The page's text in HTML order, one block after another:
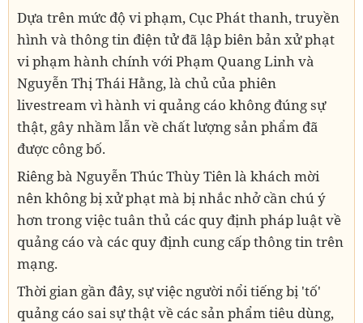
Dựa trên mức độ vi phạm, Cục Phát thanh, truyền
hình và thông tin điện tử đã lập biên bản xử phạt
vi phạm hành chính với Phạm Quang Linh và
Nguyễn Thị Thái Hằng, là chủ của phiên
livestream vì hành vi quảng cáo không đúng sự
thật, gây nhầm lẫn về chất lượng sản phẩm đã
được công bố.
Riêng bà Nguyễn Thúc Thùy Tiên là khách mời
nên không bị xử phạt mà bị nhắc nhở cần chú ý
hơn trong việc tuân thủ các quy định pháp luật về
quảng cáo và các quy định cung cấp thông tin trên
mạng.
Thời gian gần đây, sự việc người nổi tiếng bị 'tố'
quảng cáo sai sự thật về các sản phẩm tiêu dùng,